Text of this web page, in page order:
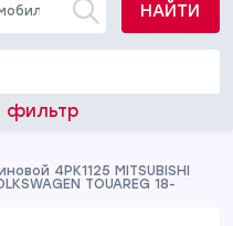
НАЙТИ
фильтр
4PK1125 MITSUBISHI
TOUAREG 18-